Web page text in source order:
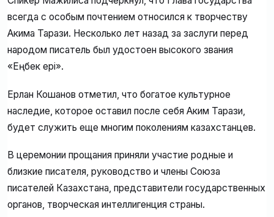
всегда с особым почтением относился к творчеству
Акима Тарази. Несколько лет назад за заслуги перед
народом писатель был удостоен высокого звания
«Еңбек ері».
Ерлан Кошанов отметил, что богатое культурное
наследие, которое оставил после себя Аким Тарази,
будет служить еще многим поколениям казахстанцев.
В церемонии прощания приняли участие родные и
близкие писателя, руководство и члены Союза
писателей Казахстана, представители государственных
органов, творческая интеллигенция страны.